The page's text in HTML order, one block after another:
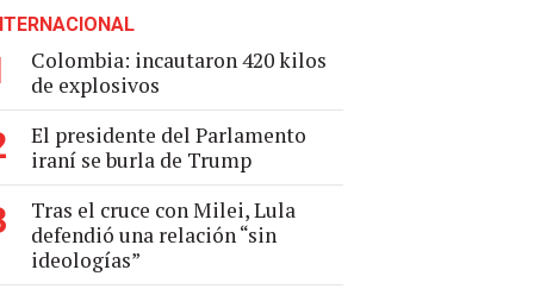
Colombia: incautaron 420 kilos
de explosivos
El presidente del Parlamento
iraní se burla de Trump
Tras el cruce con Milei, Lula
defendió una relación “sin
ideologías”